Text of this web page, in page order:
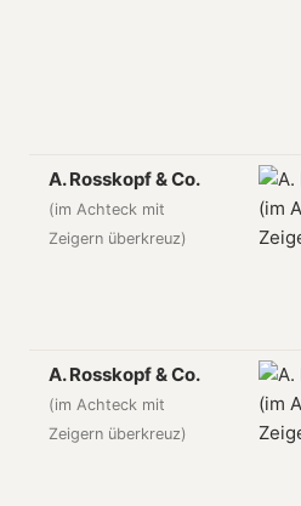
A. Rosskopf & Co.
(im Achteck mit
Zeigern überkreuz)
A. Rosskopf & Co.
(im Achteck mit
Zeigern überkreuz)